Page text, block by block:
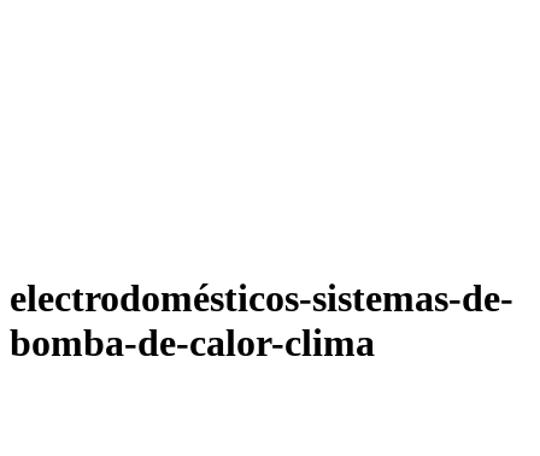
electrodomésticos-sistemas-de-
bomba-de-calor-clima